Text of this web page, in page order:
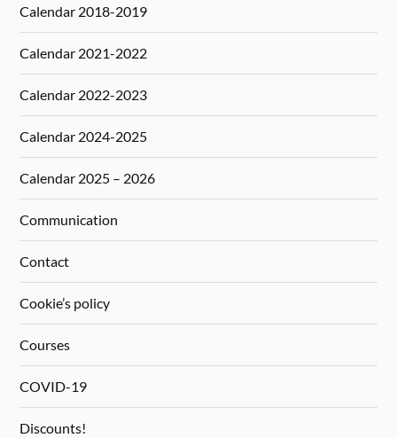
Calendar 2018-2019
Calendar 2021-2022
Calendar 2022-2023
Calendar 2024-2025
Calendar 2025 – 2026
Communication
Contact
Cookie’s policy
Courses
COVID-19
Discounts!